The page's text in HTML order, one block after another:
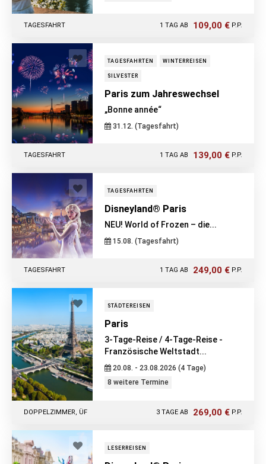
1 TAG AB 109,00 € P.P.
TAGESFAHRT
TAGESFAHRTEN WINTERREISEN
SILVESTER
Paris zum Jahreswechsel
„Bonne année“
31.12. (Tagesfahrt)
1 TAG AB 139,00 € P.P.
TAGESFAHRT
TAGESFAHRTEN
Disneyland® Paris
NEU! World of Frozen – die...
15.08. (Tagesfahrt)
1 TAG AB 249,00 € P.P.
TAGESFAHRT
STÄDTEREISEN
Paris
3-Tage-Reise / 4-Tage-Reise -
Französische Weltstadt...
20.08. - 23.08.2026 (4 Tage)
8 weitere Termine
3 TAGE AB 269,00 € P.P.
DOPPELZIMMER, ÜF
LESERREISEN